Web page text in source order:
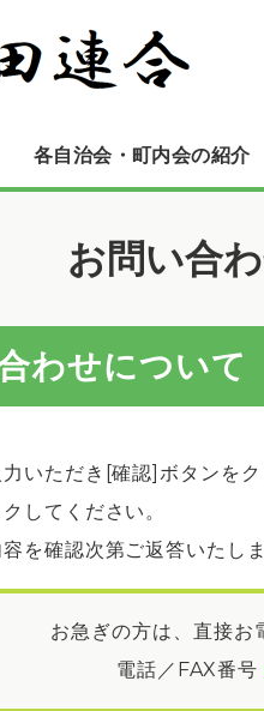
各自治会・町内会の紹介
お問い合
わせについて
いただき[確認]ボタンを
してください。
を確認次第ご返答いたしま
お急ぎの方は、直接お
電話／FAX番号